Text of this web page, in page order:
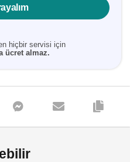
hiçbir servisi için
ücret almaz.